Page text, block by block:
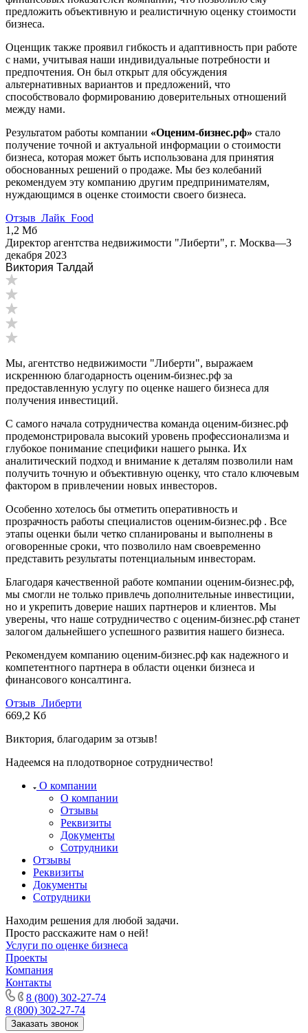
предложить объективную и реалистичную оценку стоимости
бизнеса.
Оценщик также проявил гибкость и адаптивность при работе
с нами, учитывая наши индивидуальные потребности и
предпочтения. Он был открыт для обсуждения
альтернативных вариантов и предложений, что
способствовало формированию доверительных отношений
между нами.
Результатом работы компании «Оценим-бизнес.рф» стало
получение точной и актуальной информации о стоимости
бизнеса, которая может быть использована для принятия
обоснованных решений о продаже. Мы без колебаний
рекомендуем эту компанию другим предпринимателям,
нуждающимся в оценке стоимости своего бизнеса.
Отзыв_Лайк_Food
1,2 Мб
Директор агентства недвижимости "Либерти", г. Москва—3
декабря 2023
Виктория Талдай
Мы, агентство недвижимости "Либерти", выражаем
искреннюю благодарность оценим-бизнес.рф за
предоставленную услугу по оценке нашего бизнеса для
получения инвестиций.
С самого начала сотрудничества команда оценим-бизнес.рф
продемонстрировала высокий уровень профессионализма и
глубокое понимание специфики нашего рынка. Их
аналитический подход и внимание к деталям позволили нам
получить точную и объективную оценку, что стало ключевым
фактором в привлечении новых инвесторов.
Особенно хотелось бы отметить оперативность и
прозрачность работы специалистов оценим-бизнес.рф . Все
этапы оценки были четко спланированы и выполнены в
оговоренные сроки, что позволило нам своевременно
представить результаты потенциальным инвесторам.
Благодаря качественной работе компании оценим-бизнес.рф,
мы смогли не только привлечь дополнительные инвестиции,
но и укрепить доверие наших партнеров и клиентов. Мы
уверены, что наше сотрудничество с оценим-бизнес.рф станет
залогом дальнейшего успешного развития нашего бизнеса.
Рекомендуем компанию оценим-бизнес.рф как надежного и
компетентного партнера в области оценки бизнеса и
финансового консалтинга.
Отзыв_Либерти
669,2 Кб
Виктория, благодарим за отзыв!
Надеемся на плодотворное сотрудничество!
О компании
О компании
Отзывы
Реквизиты
Документы
Сотрудники
Отзывы
Реквизиты
Документы
Сотрудники
Находим решения для любой задачи.
Просто расскажите нам о ней!
Услуги по оценке бизнеса
Проекты
Компания
Контакты
8 (800) 302-27-74
8 (800) 302-27-74
Заказать звонок
Верхняя Пышма
Верхняя Салда
Владивосток
Владикавказ
Владимир
Волгоград
Волгодонск
Волжск
Волжский
Вологда
Волоколамск
Волосово
Вольск
Воркута
Воронеж
Воскресенск
Воткинск
Всеволожск
Выборг
Выкса
Вязьма
Вятские Поляны
Гай
Геленджик
Георгиевск
Глазов
Горно-Алтайск
Горячий Ключ
Грозный
Губаха
Губкин
Гуково
Гулькевичи
Гусев
Гусь-Хрустальный
Дедовск
Дербент
Джанкой
Дзержинск
Дзержинский
Димитровград
Долгопрудный
Домодедово
Егорьевск
Екатеринбург
Елец
Елизово
Енисейск
Ермолино
Ессентуки
Железногорск
Железногорск-Илимский